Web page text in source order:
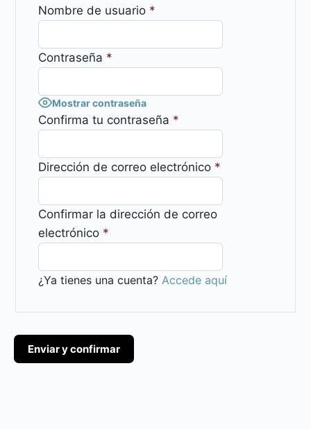
Nombre de usuario *
Contraseña *
Mostrar contraseña
Confirma tu contraseña *
Dirección de correo electrónico *
Confirmar la dirección de correo
electrónico *
¿Ya tienes una cuenta? Accede aquí